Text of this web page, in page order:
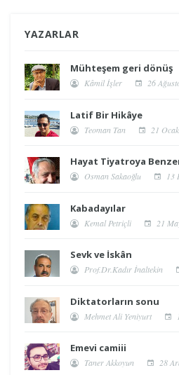
YAZARLAR
Mühteşem geri dönüş
Kâmil İşler 26
Latif Bir Hikâye
Teoman Tan 21
Hayat Tiyatroya
Osman Sakaoğlu 13
Kabadayılar
Kemal Petriçli 21
Sevk ve İskân
Prof.Dr.Kadır İnaltekin
Diktatorların sonu
Mehmet Ali Yeniyurt
Emevi camiii
Taner Akkoyun 28